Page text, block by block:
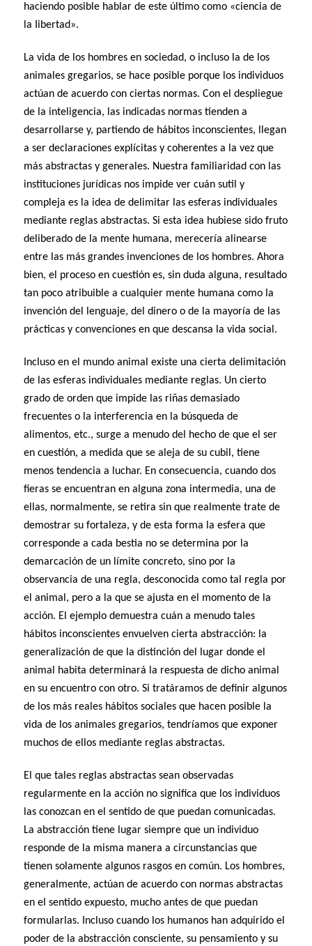
haciendo posible hablar de este último como «ciencia de
la Iibertad».
La vida de los hombres en sociedad, o incluso la de los
animales gregarios, se hace posible porque los individuos
actúan de acuerdo con ciertas normas. Con el despliegue
de la inteligencia, las indicadas normas tienden a
desarrollarse y, partiendo de hábitos inconscientes, llegan
a ser declaraciones explícitas y coherentes a la vez que
más abstractas y generales. Nuestra familiaridad con las
instituciones jurídicas nos impide ver cuán sutil y
compleja es la idea de delimitar las esferas individuales
mediante reglas abstractas. Si esta idea hubiese sido fruto
deliberado de la mente humana, merecería alinearse
entre las más grandes invenciones de los hombres. Ahora
bien, el proceso en cuestión es, sin duda alguna, resultado
tan poco atribuible a cualquier mente humana como la
invención del lenguaje, del dinero o de la mayoría de las
prácticas y convenciones en que descansa la vida social.
Incluso en el mundo animal existe una cierta delimitación
de las esferas individuales mediante reglas. Un cierto
grado de orden que impide las riñas demasiado
frecuentes o la interferencia en la búsqueda de
alimentos, etc., surge a menudo del hecho de que el ser
en cuestión, a medida que se aleja de su cubil, tiene
menos tendencia a luchar. En consecuencia, cuando dos
fieras se encuentran en alguna zona intermedia, una de
ellas, normalmente, se retira sin que realmente trate de
demostrar su fortaleza, y de esta forma la esfera que
corresponde a cada bestia no se determina por la
demarcación de un límite concreto, sino por la
observancia de una regla, desconocida como tal regla por
el animal, pero a la que se ajusta en el momento de la
acción. El ejemplo demuestra cuán a menudo tales
hábitos inconscientes envuelven cierta abstracción: la
generalización de que la distinción del lugar donde el
animal habita determinará la respuesta de dicho animal
en su encuentro con otro. Si tratáramos de definir algunos
de los más reales hábitos sociales que hacen posible la
vida de los animales gregarios, tendríamos que exponer
muchos de ellos mediante reglas abstractas.
El que tales reglas abstractas sean observadas
regularmente en la acción no significa que los individuos
las conozcan en el sentido de que puedan comunicadas.
La abstracción tiene lugar siempre que un individuo
responde de la misma manera a circunstancias que
tienen solamente algunos rasgos en común. Los hombres,
generalmente, actúan de acuerdo con normas abstractas
en el sentido expuesto, mucho antes de que puedan
formularlas. Incluso cuando los humanos han adquirido el
poder de la abstracción consciente, su pensamiento y su